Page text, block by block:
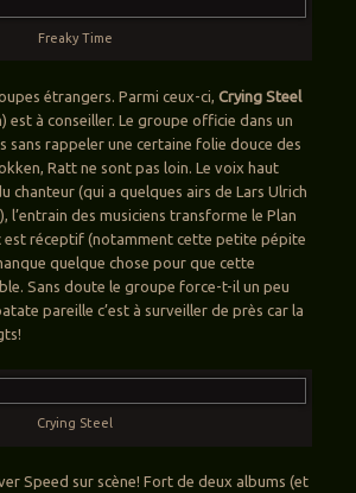
Freaky Time
étrangers. Parmi ceux-ci, Crying Steel
est à conseiller. Le groupe officie dans un
sans rappeler une certaine folie douce des
Ratt ne sont pas loin. Le voix haut
chanteur (qui a quelques airs de Lars Ulrich
l’entrain des musiciens transforme le Plan
est réceptif (notamment cette petite pépite
quelque chose pour que cette
Sans doute le groupe force-t-il un peu
pareille c’est à surveiller de près car la
Crying Steel
Speed sur scène! Fort de deux albums (et